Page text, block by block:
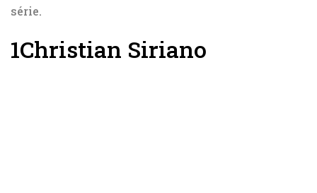
série.
1Christian Siriano